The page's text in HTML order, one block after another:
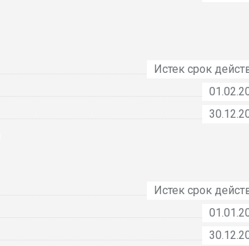
Истек срок
Истек срок